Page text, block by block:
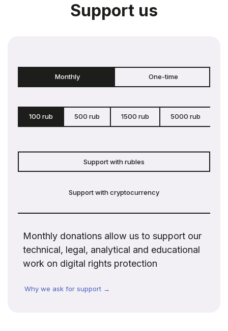
Support us
Monthly One-time
100 rub 500 rub 1500 rub 5000 rub
Support with rubles
Support with cryptocurrency
Monthly donations allow us to support our
technical, legal, analytical and educational
work on digital rights protection
Why we ask for support →